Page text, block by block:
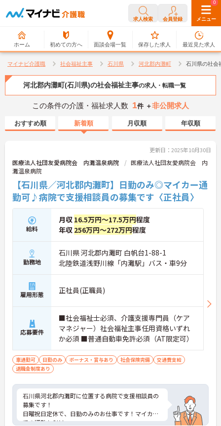
求人検索 会員登録 メニュー
ホーム 初めての方へ 面談会場一覧
0
保存した求人
0
最近見た求人
マイナビ介護職 社会福祉主事 石川県 河北郡内灘町 石川県の社会
河北郡内灘町(石川県)の社会福祉主事の求人・転職一覧
この条件の介護・福祉求人数 1件 ＋非公開求人
おすすめ順 新着順 月収順 年収順
更新日：2025年10月30日
医療法人社団友愛病院会 内灘温泉病院
医療法人社団友愛病院会 内
灘温泉病院
【石川県／河北郡内灘町】日勤のみ◎マイカー通
勤可♪病院で支援相談員の募集です〈正社員〉
給料
月収 16.5万円～17.5万円程度
年収 256万円～272万円程度
勤務地
石川県 河北郡内灘町 白帆台1-88-1
北陸鉄道浅野川線「内灘駅」バス・車9分
雇用形態 正社員(正職員)
応募要件
■社会福祉士必須、介護支援専門員（ケア
マネジャー）社会福祉主事任用資格いずれ
か必須 ■普通自動車免許必須（AT限定可）
車通勤可 日勤のみ ボーナス・賞与あり 社会保険完備
交通費支給
退職金制度あり
石川県河北郡内灘町に位置する病院で支援相談員の
募集です！
日曜祝日定休で、日勤のみのお仕事です！マイカー
での通勤もOK！